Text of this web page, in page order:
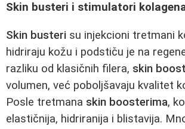
Skin busteri i stimulatori
Skin busteri su injekcioni tretmani
hidriraju kožu i podstiču je na
razliku od klasičnih filera, skin
volumen, već poboljšavaju kvalitet
Posle tretmana skin boosterima,
elastičnija, hidriranija i blistavija.